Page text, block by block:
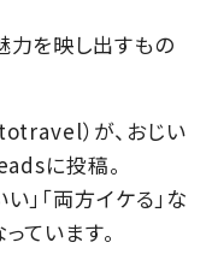
力を映し出すもの
）が、おじい
に投稿。
」「両方イケる」な
ています。